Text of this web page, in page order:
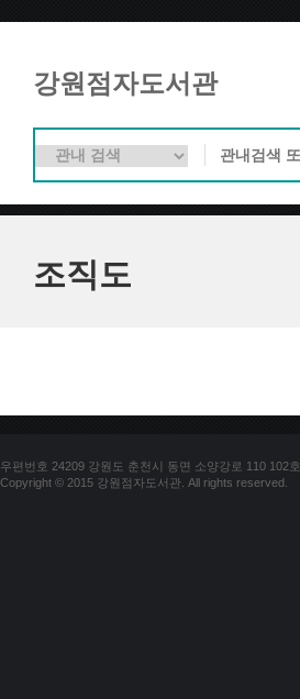
강원점자도서관
조직도
우편번호 24209 강원도 춘천시 동면 소양강로 110 102
Copyright © 2015 강원점자도서관. All rights reserved.